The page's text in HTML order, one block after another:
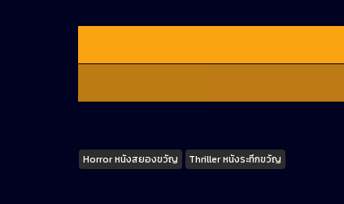
Tags
Horror หนังสยองขวัญ Thriller หนังระทึกขวัญ